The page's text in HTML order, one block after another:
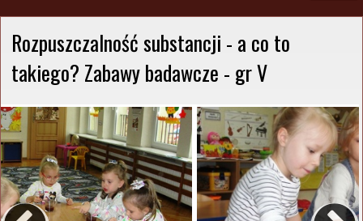
Rozpuszczalność substancji - a co to
takiego? Zabawy badawcze - gr V